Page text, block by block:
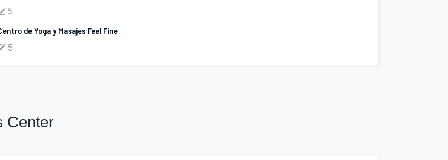
5
de Yoga y Masajes Feel Fine
5
Center